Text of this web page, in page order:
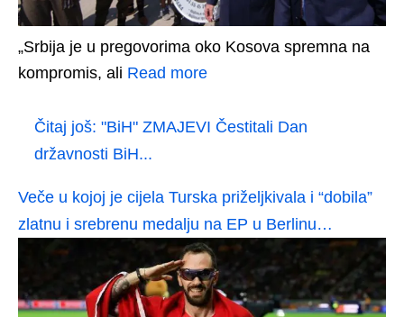
„Srbija je u pregovorima oko Kosova spremna na
kompromis, ali Read more
Čitaj još: "BiH" ZMAJEVI Čestitali Dan
državnosti BiH...
Veče u kojoj je cijela Turska priželjkivala i “dobila”
zlatnu i srebrenu medalju na EP u Berlinu…